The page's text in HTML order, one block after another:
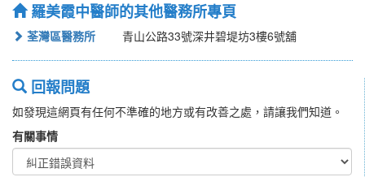
羅美霞中醫師的其他醫務所專頁
荃灣區醫務所 青山公路33號深井碧堤坊3樓6號舖
回報問題
如發現這網頁有任何不準確的地方或有改善之處，請讓我們知道。
有關事情